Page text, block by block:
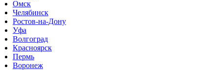
Омск
Челябинск
Ростов-на-Дону
Уфа
Волгоград
Красноярск
Пермь
Воронеж